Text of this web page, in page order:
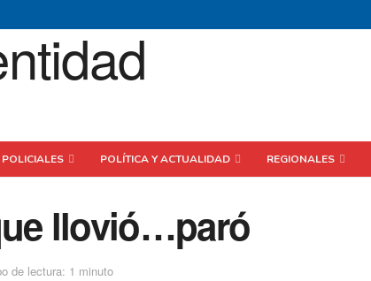
POLICIALES POLÍTICA Y ACTUALIDAD REGIONALES
llovió…paró
de lectura: 1 minuto